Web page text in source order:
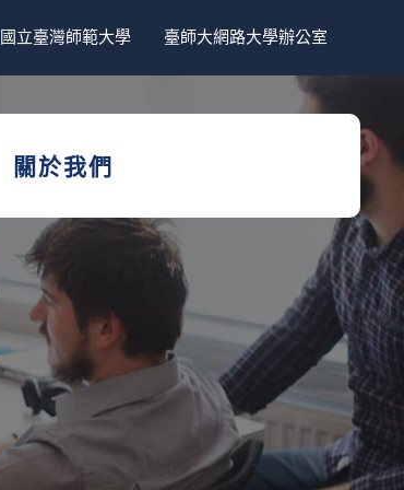
國立臺灣師範大學 臺師大網路大學辦公室
關於我們